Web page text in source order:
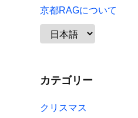
京都RAGについて
カテゴリー
クリスマス